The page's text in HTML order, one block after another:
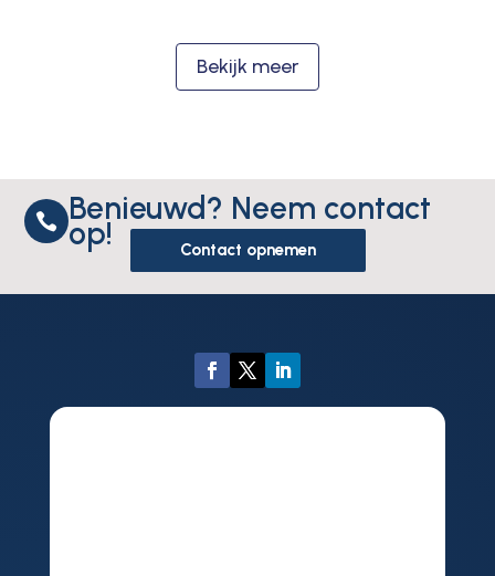
Bekijk meer
 Benieuwd? Neem contact
op! Contact opnemen